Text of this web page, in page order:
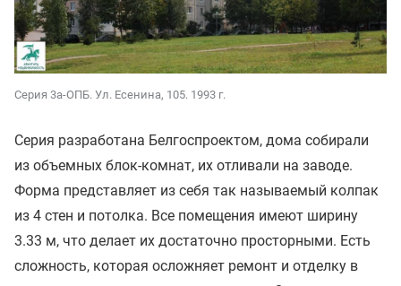
Серия 3а-ОПБ. Ул. Есенина, 105. 1993 г.
Серия разработана Белгоспроектом, дома собирали
из объемных блок-комнат, их отливали на заводе.
Форма представляет из себя так называемый колпак
из 4 стен и потолка. Все помещения имеют ширину
3.33 м, что делает их достаточно просторными. Есть
сложность, которая осложняет ремонт и отделку в